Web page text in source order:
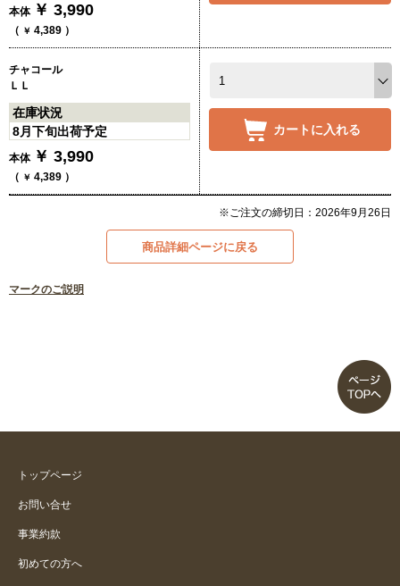
本体 ￥ 3,990
（ ￥ 4,389 ）
チャコール
ＬＬ
在庫状況
8月下旬出荷予定
本体 ￥ 3,990
（ ￥ 4,389 ）
カートに入れる
※ご注文の締切日：2026年9月26日
商品詳細ページに戻る
マークのご説明
トップページ
お問い合せ
事業約款
初めての方へ